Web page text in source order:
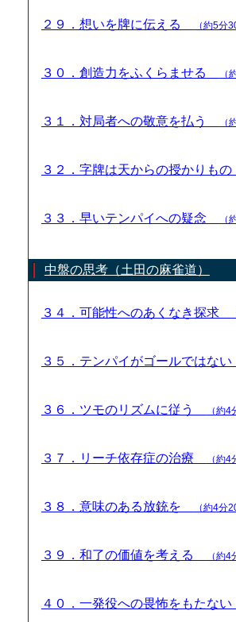
２９．想いを牌に伝える （約5分
３０．創造力をふくらませる （
３１．対局者への敬意を払う （
３２．字牌は天からの授かりも
３３．早いテンパイへの疑念 （
中盤の思考（土田の麻雀道）
３４．可能性へのあくなき探求
３５．テンパイがゴールではな
３６．ツモのリズムに従う （約4
３７．リーチ依存症の治療 （約4
３８．意味のある放銃を （約4分
３９．和了の価値を考える （約4
４０．一発役への畏怖をもたな